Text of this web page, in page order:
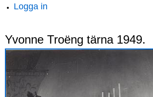
Logga in
Yvonne Troëng tärna 1949.